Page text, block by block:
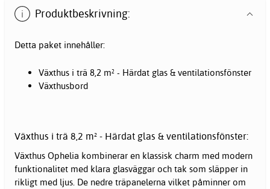
Produktbeskrivning:
Detta paket innehåller:
Växthus i trä 8,2 m² - Härdat glas & ventilationsfönster
Växthusbord
Växthus i trä 8,2 m² - Härdat glas & ventilationsfönster:
Växthus Ophelia kombinerar en klassisk charm med modern
funktionalitet med klara glasväggar och tak som släpper in
rikligt med ljus. De nedre träpanelerna vilket påminner om